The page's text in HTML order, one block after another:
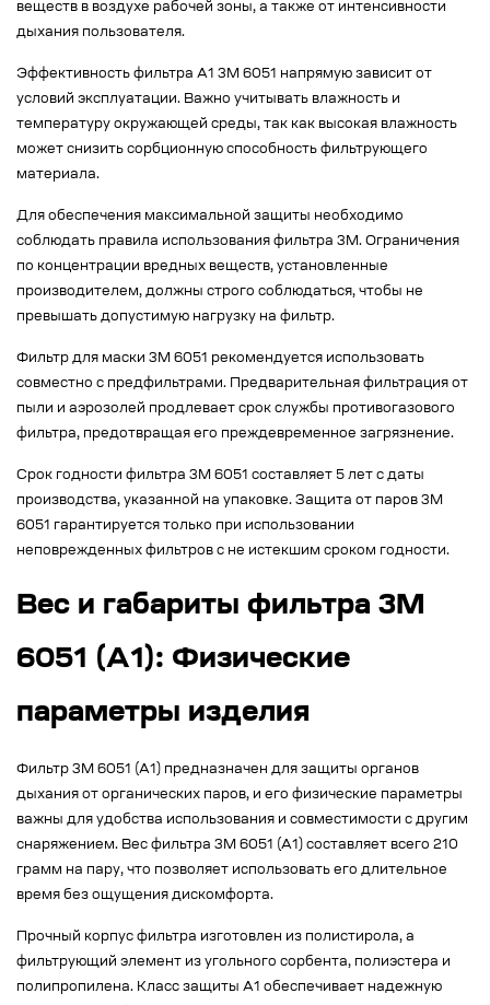
веществ в воздухе рабочей зоны, а также от интенсивности
дыхания пользователя.
Эффективность фильтра А1 3М 6051 напрямую зависит от
условий эксплуатации. Важно учитывать влажность и
температуру окружающей среды, так как высокая влажность
может снизить сорбционную способность фильтрующего
материала.
Для обеспечения максимальной защиты необходимо
соблюдать правила использования фильтра 3М. Ограничения
по концентрации вредных веществ, установленные
производителем, должны строго соблюдаться, чтобы не
превышать допустимую нагрузку на фильтр.
Фильтр для маски 3М 6051 рекомендуется использовать
совместно с предфильтрами. Предварительная фильтрация от
пыли и аэрозолей продлевает срок службы противогазового
фильтра, предотвращая его преждевременное загрязнение.
Срок годности фильтра 3М 6051 составляет 5 лет с даты
производства, указанной на упаковке. Защита от паров 3М
6051 гарантируется только при использовании
неповрежденных фильтров с не истекшим сроком годности.
Вес и габариты фильтра 3M
6051 (A1): Физические
параметры изделия
Фильтр 3M 6051 (А1) предназначен для защиты органов
дыхания от органических паров, и его физические параметры
важны для удобства использования и совместимости с другим
снаряжением. Вес фильтра 3M 6051 (A1) составляет всего 210
грамм на пару, что позволяет использовать его длительное
время без ощущения дискомфорта.
Прочный корпус фильтра изготовлен из полистирола, а
фильтрующий элемент из угольного сорбента, полиэстера и
полипропилена. Класс защиты А1 обеспечивает надежную